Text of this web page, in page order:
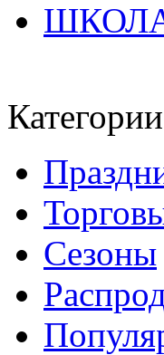
Категории
Сезоны